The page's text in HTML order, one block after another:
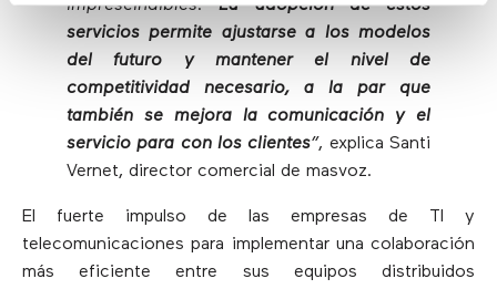
imprescindibles.La adopción de estos
servicios permite ajustarse a los modelos
del futuro y mantener el nivel de
competitividad necesario, a la par que
también se mejora la comunicación y el
servicio para con los clientes”, explica Santi
Vernet, director comercial de masvoz.
El fuerte impulso de las empresas de TI y
telecomunicaciones para implementar una colaboración
más eficiente entre sus equipos distribuidos